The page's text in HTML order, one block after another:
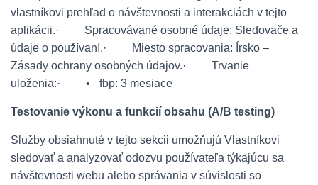
vlastníkovi prehľad o návštevnosti a interakciách v tejto
aplikácii.· Spracovávané osobné údaje: Sledovače a
údaje o používaní.·
Miesto spracovania: Írsko –
Zásady ochrany osobných údajov.· Trvanie
uloženia:· • _fbp: 3 mesiace
Testovanie výkonu a funkcií obsahu (A/B testing)
Služby obsiahnuté v tejto sekcii umožňujú Vlastníkovi
sledovať a analyzovať odozvu používateľa týkajúcu sa
návštevnosti webu alebo správania v súvislosti so